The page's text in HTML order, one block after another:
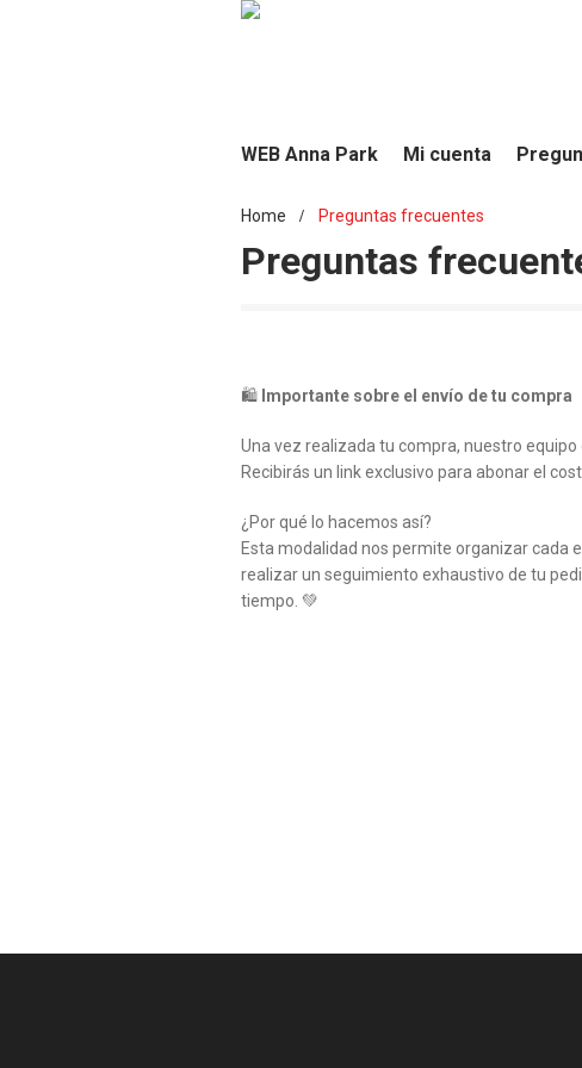
WEB Anna Park Mi cuenta
Home / Preguntas frecuentes
Preguntas
🛍️ Importante sobre el envío de tu compra
Una vez realizada tu compra, nuestro
Recibirás un link exclusivo para abonar el
¿Por qué lo hacemos así?
Esta modalidad nos permite organizar cada
realizar un seguimiento exhaustivo de tu
tiempo. 💚